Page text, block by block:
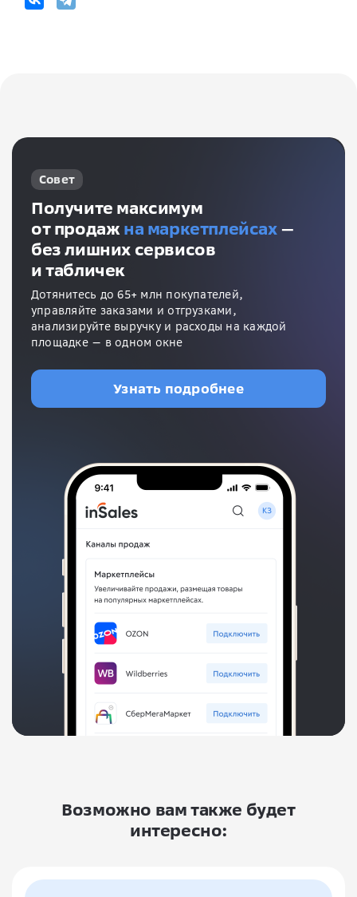
Совет
Получите максимум
от продаж на маркетплейсах—
без лишних сервисов
и табличек
Дотянитесь до 65+ млн покупателей,
управляйте заказами и отгрузками,
анализируйте выручку и расходы на каждой
площадке — в одном окне
Узнать подробнее
Возможно вам также будет
интересно: